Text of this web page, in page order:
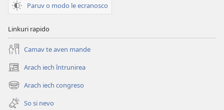
Paruv o modo le ecranosco
Linkuri rapido
Camav te aven mande
Arach iech întrunirea
(opens
new
window)
Arach iech congreso
(opens
new So si nevo